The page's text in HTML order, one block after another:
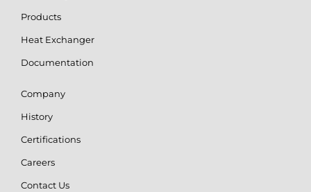
Products
Heat Exchanger
Documentation
Company
History
Certifications
Careers
Contact Us